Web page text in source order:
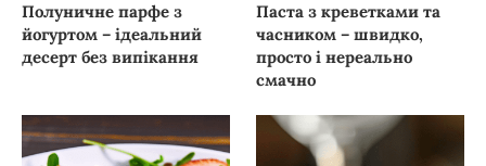
Полуничне парфе з
йогуртом – ідеальний
десерт без випікання
Паста з креветками та
часником – швидко,
просто і нереально
смачно